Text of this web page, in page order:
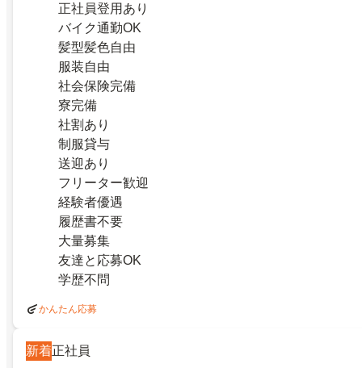
正社員登用あり
バイク通勤OK
髪型髪色自由
服装自由
社会保険完備
寮完備
社割あり
制服貸与
送迎あり
フリーター歓迎
経験者優遇
履歴書不要
大量募集
友達と応募OK
学歴不問
かんたん応募
新着正社員